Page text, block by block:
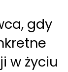
gdy
w życiu